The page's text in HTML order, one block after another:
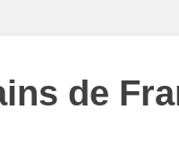
de